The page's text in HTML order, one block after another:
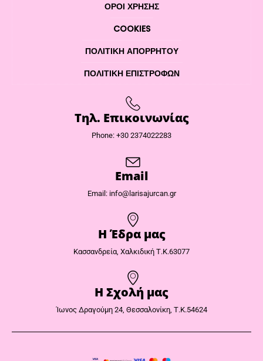
ΌΡΟΙ ΧΡΉΣΗΣ
COOKIES
ΠΟΛΙΤΙΚΉ ΑΠΟΡΡΉΤΟΥ
ΠΟΛΙΤΙΚΉ ΕΠΙΣΤΡΟΦΏΝ
Τηλ. Επικοινωνίας
Phone: +30 2374022283
Email
Email: info@larisajurcan.gr
Η Έδρα μας​
Κασσανδρεία, Χαλκιδική Τ.Κ.63077
Η Σχολή μας
Ίωνος Δραγούμη 24, Θεσσαλονίκη, Τ.Κ.54624